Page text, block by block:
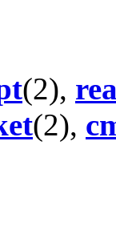
(2),
(2),